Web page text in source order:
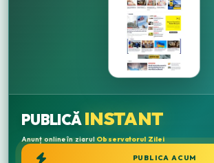
PUBLICĂINSTANT
Anunț online în ziarulObservatorul Zilei
PUBLICA ACUM